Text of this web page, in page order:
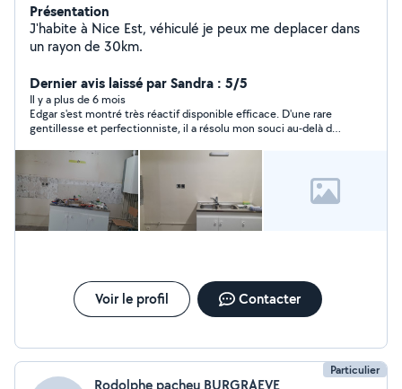
Présentation
J'habite à Nice Est, véhiculé je peux me deplacer dans
un rayon de 30km.
Dernier avis laissé par Sandra : 5/5
Il y a plus de 6 mois
Edgar s'est montré très réactif disponible efficace. D'une rare
gentillesse et perfectionniste, il a résolu mon souci au-delà de
recontacterai avec grand plaisir en plus ses tarifs sont plus
qu'honnetes. un grand merci Edgar.
Voir le profil Contacter
Particulier
Rodolphe pacheu BURGRAEVE